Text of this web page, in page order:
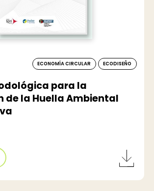
ECONOMÍA CIRCULAR ECODISEÑO
para la
de la Huella Ambiental